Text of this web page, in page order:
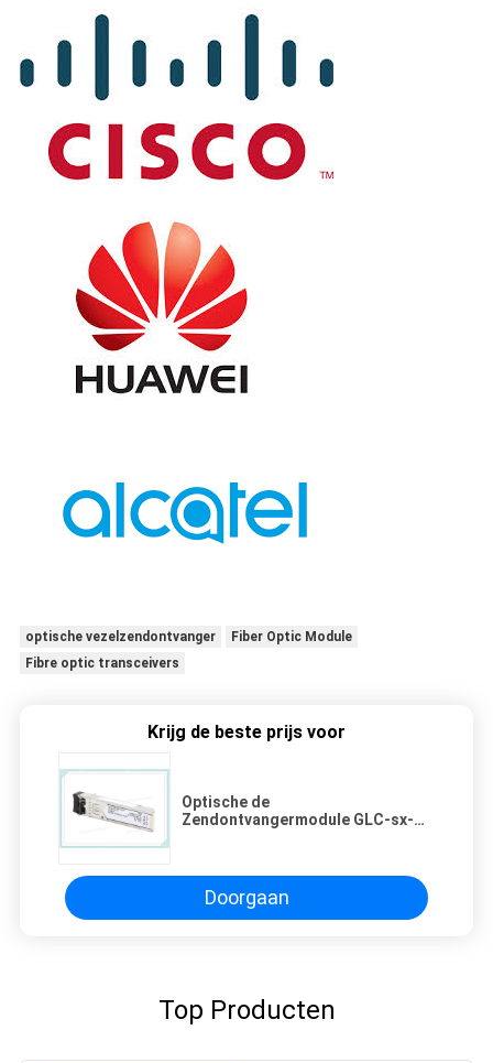
optische vezelzendontvanger
Fiber Optic Module
Fibre optic transceivers
Krijg de beste prijs voor
Optische de
Zendontvangermodule GLC-sx-
Doorgaan
Top Producten